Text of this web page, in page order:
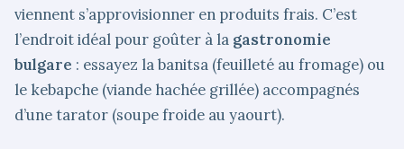
viennent s’approvisionner en produits frais. C’est
l’endroit idéal pour goûter à la gastronomie
bulgare : essayez la banitsa (feuilleté au fromage) ou
le kebapche (viande hachée grillée) accompagnés
d’une tarator (soupe froide au yaourt).